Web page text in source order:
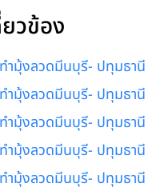
วข้อง
ำมุ้งลวดมีนบุรี- ปทุมธานี
ำมุ้งลวดมีนบุรี- ปทุมธานี
ำมุ้งลวดมีนบุรี- ปทุมธานี
ำมุ้งลวดมีนบุรี- ปทุมธานี
ำมุ้งลวดมีนบุรี- ปทุมธานี